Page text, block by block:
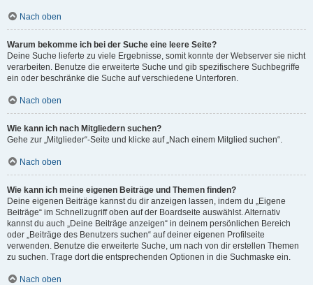
Nach oben
Warum bekomme ich bei der Suche eine leere Seite?
Deine Suche lieferte zu viele Ergebnisse, somit konnte der Webserver sie nicht
verarbeiten. Benutze die erweiterte Suche und gib spezifischere Suchbegriffe
ein oder beschränke die Suche auf verschiedene Unterforen.
Nach oben
Wie kann ich nach Mitgliedern suchen?
Gehe zur „Mitglieder“-Seite und klicke auf „Nach einem Mitglied suchen“.
Nach oben
Wie kann ich meine eigenen Beiträge und Themen finden?
Deine eigenen Beiträge kannst du dir anzeigen lassen, indem du „Eigene
Beiträge“ im Schnellzugriff oben auf der Boardseite auswählst. Alternativ
kannst du auch „Deine Beiträge anzeigen“ in deinem persönlichen Bereich
oder „Beiträge des Benutzers suchen“ auf deiner eigenen Profilseite
verwenden. Benutze die erweiterte Suche, um nach von dir erstellen Themen
zu suchen. Trage dort die entsprechenden Optionen in die Suchmaske ein.
Nach oben